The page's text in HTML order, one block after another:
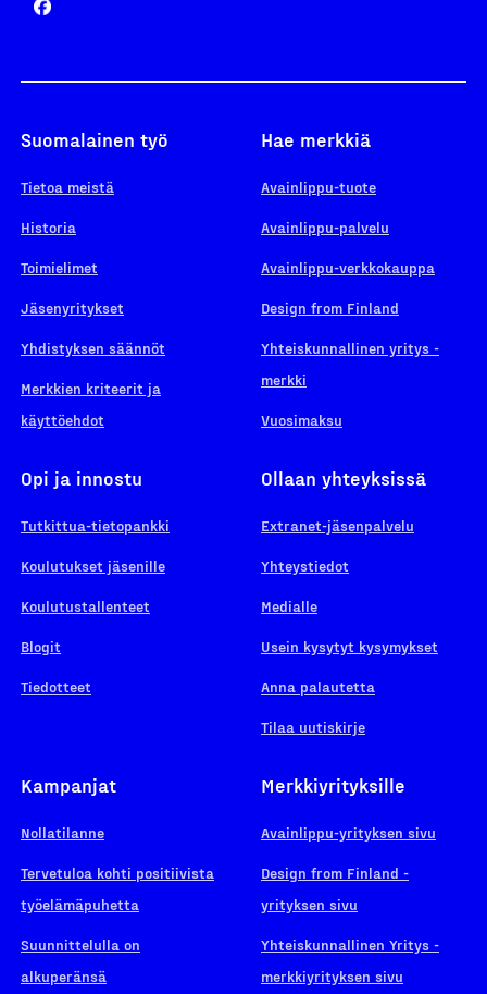
Suomalainen työ
Tietoa meistä
Historia
Toimielimet
Jäsenyritykset
Yhdistyksen säännöt
Merkkien kriteerit ja
käyttöehdot
Hae merkkiä
Avainlippu-tuote
Avainlippu-palvelu
Avainlippu-verkkokauppa
Design from Finland
Yhteiskunnallinen yritys -
merkki
Vuosimaksu
Opi ja innostu
Tutkittua-tietopankki
Koulutukset jäsenille
Koulutustallenteet
Blogit
Tiedotteet
Ollaan yhteyksissä
Extranet-jäsenpalvelu
Yhteystiedot
Medialle
Usein kysytyt kysymykset
Anna palautetta
Tilaa uutiskirje
Kampanjat
Nollatilanne
Tervetuloa kohti positiivista
työelämäpuhetta
Suunnittelulla on
alkuperänsä
Merkkiyrityksille
Avainlippu-yrityksen sivu
Design from Finland -
yrityksen sivu
Yhteiskunnallinen Yritys -
merkkiyrityksen sivu